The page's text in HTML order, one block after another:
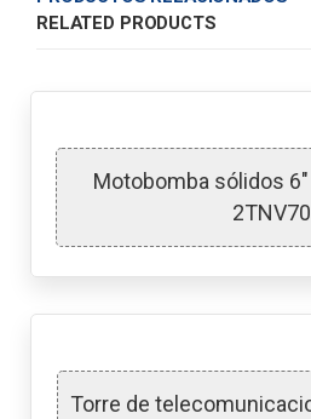
RELATED PRODUCTS
Motobomba sólidos
2TNV70
Torre de